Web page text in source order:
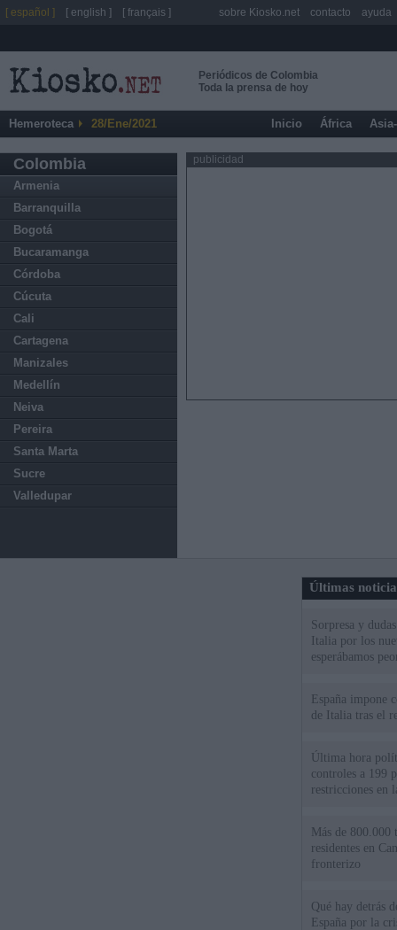
Periódicos de Colombia
Toda la prensa de hoy
Hemeroteca 28/Ene/2021 Inicio África
Colombia
Armenia
Barranquilla
Bogotá
Bucaramanga
Córdoba
Cúcuta
Cali
Cartagena
Manizales
Medellín
Neiva
Pereira
Santa Marta
Sucre
Valledupar
publicidad
Últimas
Sorpresa y
Italia por los
esperábamos
España impone
de Italia tras el
Última hora
controles a 199
restricciones en
Más de 800.000
residentes en
fronterizo
Qué hay detrás
España por la
[ español ] [ english ] [ français ] sobre Kiosko.net contacto ayuda